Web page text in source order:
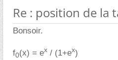
Re : position de la
Bonsoir.
f0(x) = ex / (1+ex)